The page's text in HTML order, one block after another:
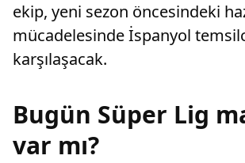
ekip, yeni sezon öncesindeki
mücadelesinde İspanyol
karşılaşacak.
Bugün Süper Lig
var mı?